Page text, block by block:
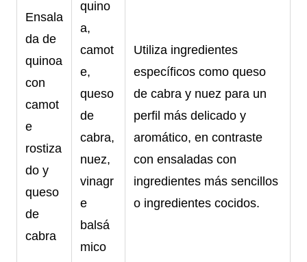
Ensala
da de
quinoa
con
camot
e
rostiza
do y
queso
de
cabra
quino
a,
camot
e,
queso
de
cabra,
nuez,
vinagr
e
balsá
mico
Utiliza ingredientes
específicos como queso
de cabra y nuez para un
perfil más delicado y
aromático, en contraste
con ensaladas con
ingredientes más sencillos
o ingredientes cocidos.